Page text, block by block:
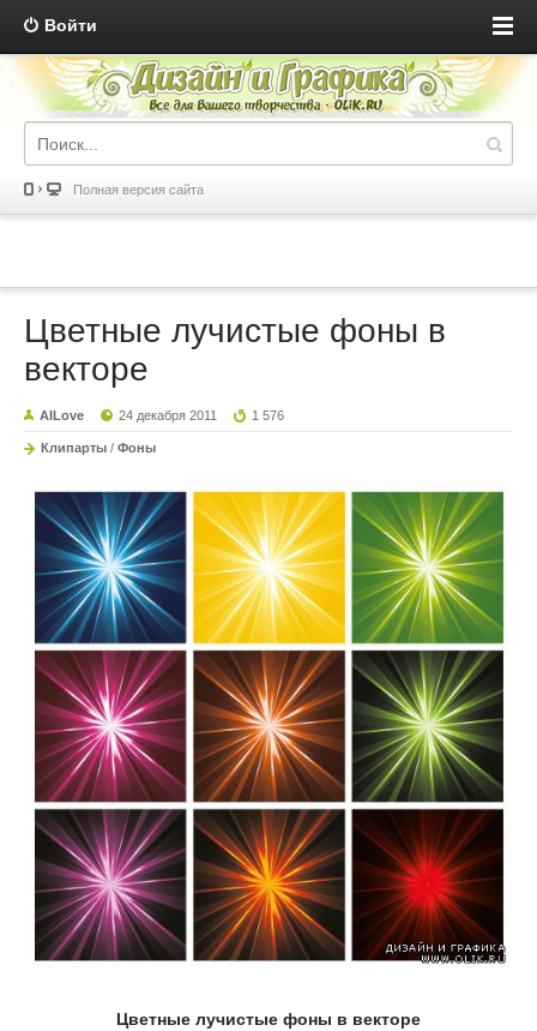
Войти
Полная версия сайта
Цветные лучистые фоны в
векторе
AILove 24 декабря 2011 1 576
Клипарты / Фоны
Цветные лучистые фоны в векторе